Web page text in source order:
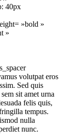
40px
»bold »
»
volutpat eros
Sed quis
sit amet urna
felis quis,
tempus.
nulla
nunc.